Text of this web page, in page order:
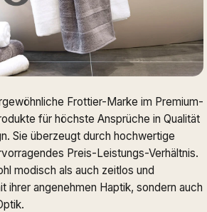
Frottier-Marke im Premium-
für höchste Ansprüche in Qualität
Sie überzeugt durch hochwertige
Preis-Leistungs-Verhältnis.
modisch als auch zeitlos und
ihrer angenehmen Haptik, sondern auch